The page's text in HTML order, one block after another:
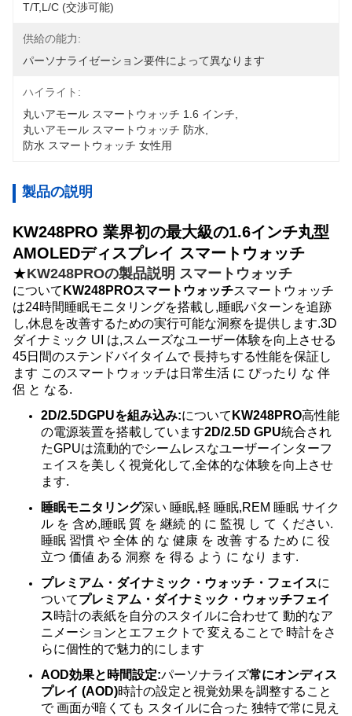
T/T,L/C (交渉可能)
供給の能力:
パーソナライゼーション要件によって異なります
ハイライト:
丸いアモール スマートウォッチ 1.6 インチ
丸いアモール スマートウォッチ 防水
防水 スマートウォッチ 女性用
製品の説明
KW248PRO 業界初の最大級の1.6インチ丸型
AMOLEDディスプレイ スマートウォッチ
★KW248PROの製品説明 スマートウォッチ
について KW248PROスマートウォッチスマートウォッチ
は24時間睡眠モニタリングを搭載し,睡眠パターンを追跡
し,休息を改善するための実行可能な洞察を提供します.3D
ダイナミック UI は,スムーズなユーザー体験を向上させる
45日間のステンドバイタイムで 長持ちする性能を保証し
ます このスマートウォッチは日常生活 に ぴったり な 伴
侶 と なる.
2D/2.5DGPUを組み込み:について KW248PRO高性能
の電源装置を搭載しています2D/2.5D GPU統合され
たGPUは流動的でシームレスなユーザーインターフ
ェイスを美しく視覚化して,全体的な体験を向上させ
ます.
睡眠モニタリング深い 睡眠,軽 睡眠,REM 睡眠 サイク
ル を 含め,睡眠 質 を 継続 的 に 監視 し て ください.
睡眠 習慣 や 全体 的 な 健康 を 改善 する ため に 役
立つ 価値 ある 洞察 を 得る よう に なり ます.
プレミアム・ダイナミック・ウォッチ・フェイスに
ついてプレミアム・ダイナミック・ウォッチフェイ
ス時計の表紙を自分のスタイルに合わせて 動的なア
ニメーションとエフェクトで 変えることで 時計をさ
らに個性的で魅力的にします
AOD効果と時間設定:パーソナライズ常にオンディス
プレイ (AOD)時計の設定と視覚効果を調整すること
で 画面が暗くても スタイルに合った 独特で常に見え